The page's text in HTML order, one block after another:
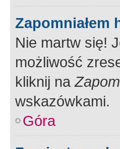
Zapomniałem
Nie martw się!
możliwość
kliknij na
wskazówkami.
Góra